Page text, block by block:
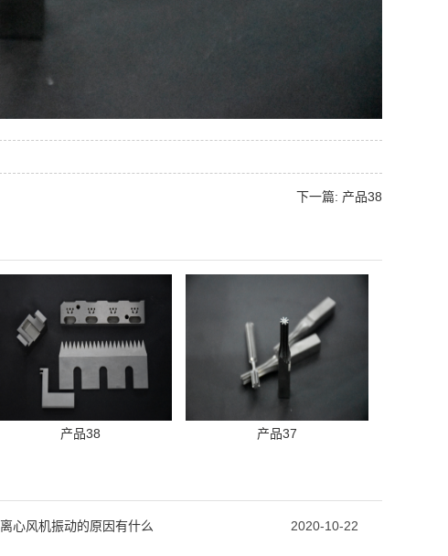
下一篇: 产品38
产品38 产品37
离心风机振动的原因有什么 2020-10-22